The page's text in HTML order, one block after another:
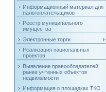
Информационный материал для
налогоплательщиков
Реестр муниципального
имущества
Электронные торги
Реализация национальных
проектов
Выявление правообладателей
ранее учтенных объектов
недвижемости
Информация о площадках ТКО